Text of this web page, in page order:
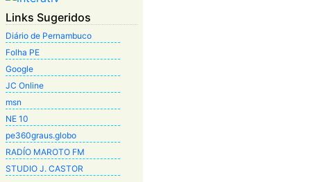
Links Sugeridos
Diário de Pernambuco
Folha PE
Google
JC Online
msn
NE 10
pe360graus.globo
RADÍO MAROTO FM
STUDIO J. CASTOR